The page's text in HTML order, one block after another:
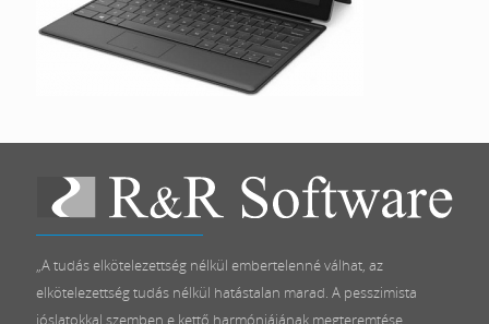
„A tudás elkötelezettség nélkül embertelenné válhat, az
elkötelezettség tudás nélkül hatástalan marad. A pesszimista
jóslatokkal szemben e kettő harmóniájának megteremtése